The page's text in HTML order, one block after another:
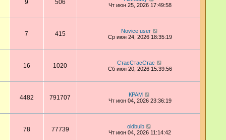
9 506
Чт июн 25, 2026 17:49:58
7 415
Novice user
Ср июн 24, 2026 18:35:19
16 1020
СтасСтасСтас
Сб июн 20, 2026 15:39:56
4482 791707
КРАМ
Чт июн 04, 2026 23:36:19
78 77739
oldbulb
Чт июн 04, 2026 11:14:42